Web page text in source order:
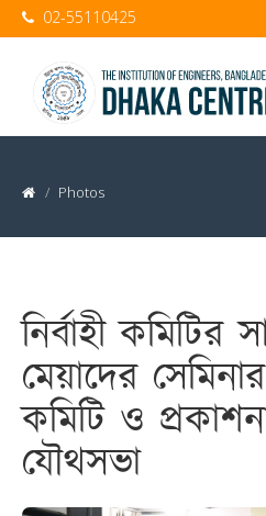
02-55110425
Photos
নির্বাহী
মেয়াদের
কমিটি ও
যৌথসভা